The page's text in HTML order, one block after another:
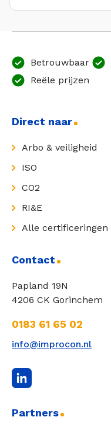
Betrouwbaar
Reële prijzen
Direct naar
Arbo & veiligheid
ISO
CO2
RI&E
Alle certificeringen
Contact
Papland 19N
4206 CK Gorinchem
0183 61 65 02
info@improcon.nl
Partners